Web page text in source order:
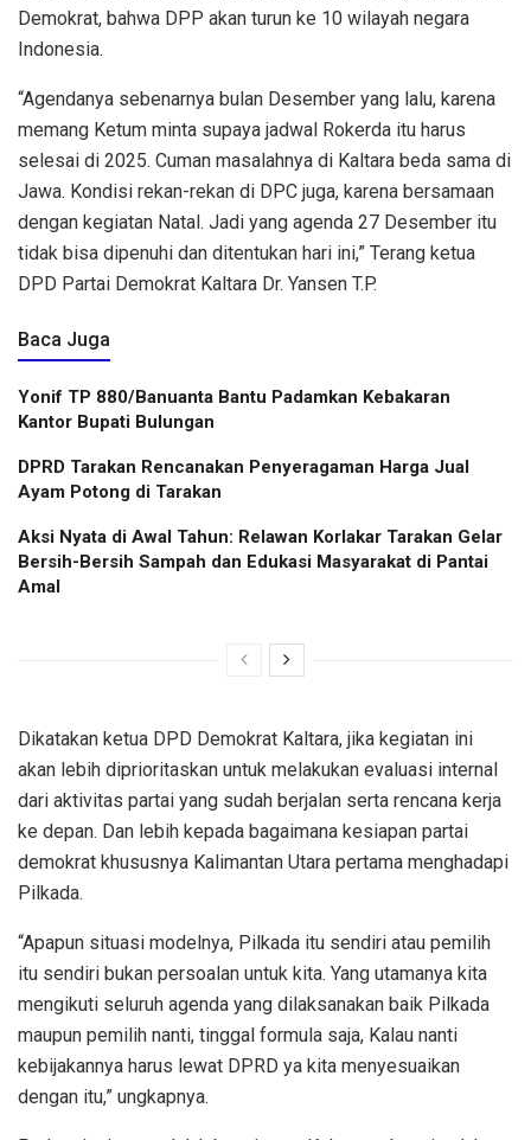
Demokrat, bahwa DPP akan turun ke 10 wilayah negara
Indonesia.
“Agendanya sebenarnya bulan Desember yang lalu, karena
memang Ketum minta supaya jadwal Rokerda itu harus
selesai di 2025. Cuman masalahnya di Kaltara beda sama di
Jawa. Kondisi rekan-rekan di DPC juga, karena bersamaan
dengan kegiatan Natal. Jadi yang agenda 27 Desember itu
tidak bisa dipenuhi dan ditentukan hari ini,” Terang ketua
DPD Partai Demokrat Kaltara Dr. Yansen T.P.
Baca Juga
Yonif TP 880/Banuanta Bantu Padamkan Kebakaran
Kantor Bupati Bulungan
DPRD Tarakan Rencanakan Penyeragaman Harga Jual
Ayam Potong di Tarakan
Aksi Nyata di Awal Tahun: Relawan Korlakar Tarakan Gelar
Bersih-Bersih Sampah dan Edukasi Masyarakat di Pantai
Amal
Dikatakan ketua DPD Demokrat Kaltara, jika kegiatan ini
akan lebih diprioritaskan untuk melakukan evaluasi internal
dari aktivitas partai yang sudah berjalan serta rencana kerja
ke depan. Dan lebih kepada bagaimana kesiapan partai
demokrat khususnya Kalimantan Utara pertama menghadapi
Pilkada.
“Apapun situasi modelnya, Pilkada itu sendiri atau pemilih
itu sendiri bukan persoalan untuk kita. Yang utamanya kita
mengikuti seluruh agenda yang dilaksanakan baik Pilkada
maupun pemilih nanti, tinggal formula saja, Kalau nanti
kebijakannya harus lewat DPRD ya kita menyesuaikan
dengan itu,” ungkapnya.